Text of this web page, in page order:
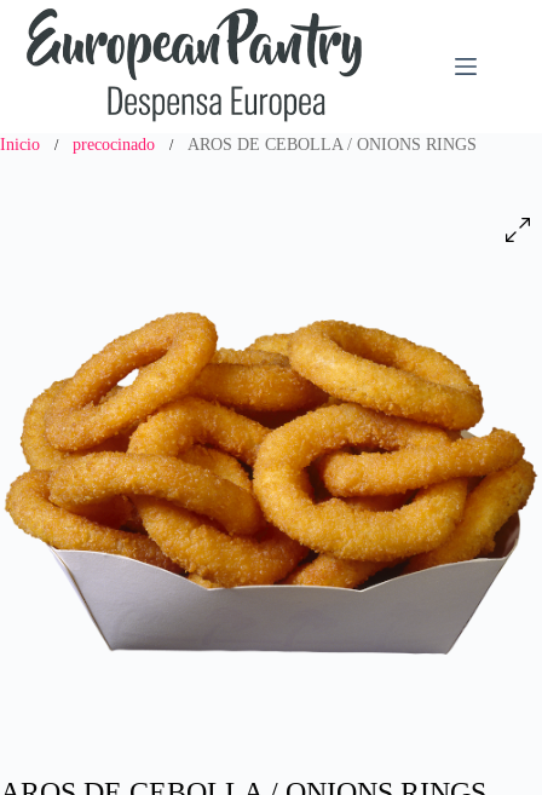
Saltar
contenido
Inicio / precocinado / AROS DE CEBOLLA / ONIONS RINGS